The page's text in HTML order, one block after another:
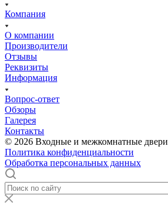
Компания
О компании
Производители
Отзывы
Реквизиты
Информация
Вопрос-ответ
Обзоры
Галерея
Контакты
© 2026 Входные и межкомнатные двери
Политика конфиденциальности
Обработка персональных данных